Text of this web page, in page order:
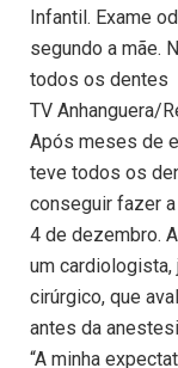
Infantil. Exame
segundo a mãe.
todos os dentes
TV Anhanguera/
Após meses de
teve todos os
conseguir fazer
4 de dezembro.
um
cirúrgico, que
antes da
“A minha